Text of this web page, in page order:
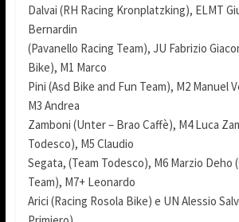
Dalvai (RH Racing Kronplatzking), ELMT
Bernardin
(Pavanello Racing Team), JU Fabrizio
Bike), M1 Marco
Pini (Asd Bike and Fun Team), M2 Manuel
M3 Andrea
Zamboni (Unter – Brao Caffè), M4 Luca
Todesco), M5 Claudio
Segata, (Team Todesco), M6 Marzio Deho
Team), M7+ Leonardo
Arici (Racing Rosola Bike) e UN Alessio